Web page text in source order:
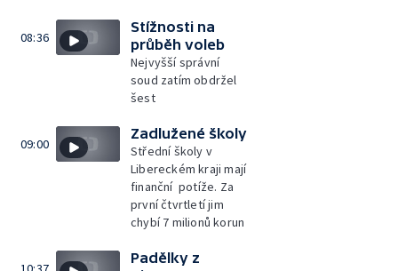
08:36
Stížnosti na
průběh voleb
Nejvyšší správní
soud zatím obdržel
šest
09:00
Zadlužené školy
Střední školy v
Libereckém kraji mají
finanční potíže. Za
první čtvrtletí jim
chybí 7 milionů korun
Padělky z